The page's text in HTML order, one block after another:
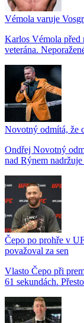
Vémola varuje
Karlos Vémola před
veterána.
Novotný odmítá, že
Ondřej Novotný
nad Rýnem
Čepo po prohře v
považoval za sen
Vlasto Čepo při
61 sekundách.